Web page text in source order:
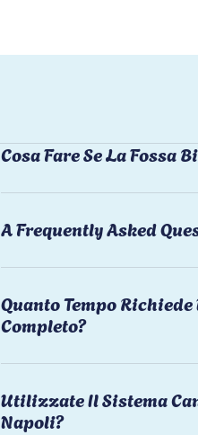
Cosa Fare Se La Fossa
A Frequently Asked
Quanto Tempo
Completo?
Utilizzate Il Sistema
Napoli?